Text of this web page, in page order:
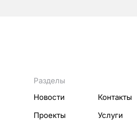
Разделы
Новости
Контакты
Проекты
Услуги